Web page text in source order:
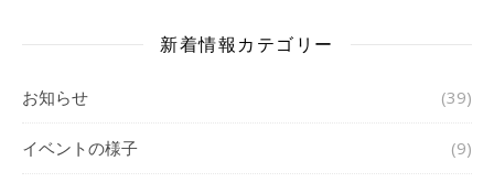
新着情報カテゴリー
お知らせ (39)
イベントの様子 (9)